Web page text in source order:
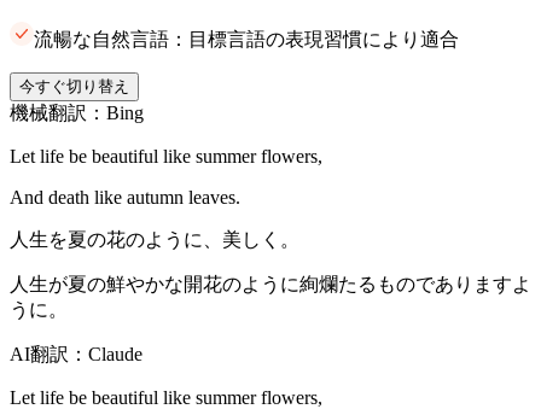
流暢な自然言語：目標言語の表現習慣により適合
今すぐ切り替え
機械翻訳：Bing
Let life be beautiful like summer flowers,
And death like autumn leaves.
人生を夏の花のように、美しく。
人生が夏の鮮やかな開花のように絢爛たるものでありますよ
うに。
AI翻訳：Claude
Let life be beautiful like summer flowers,